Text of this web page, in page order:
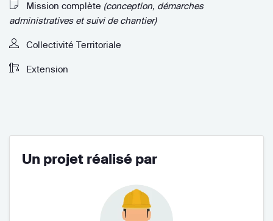
Mission complète (conception, démarches
administratives et suivi de chantier)
Collectivité Territoriale
Extension
Un projet réalisé par